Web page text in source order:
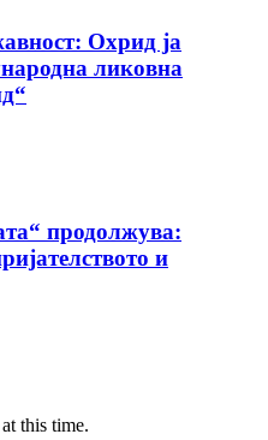
Охрид ја
ликовна
продолжува:
и
this time.